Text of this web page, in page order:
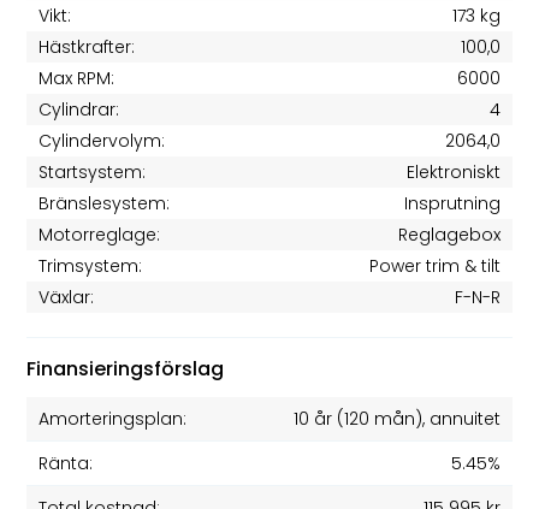
Vikt:
173 kg
Hästkrafter:
100,0
Max RPM:
6000
Cylindrar:
4
Cylindervolym:
2064,0
Startsystem:
Elektroniskt
Bränslesystem:
Insprutning
Motorreglage:
Reglagebox
Trimsystem:
Power trim & tilt
Växlar:
F-N-R
Finansieringsförslag
Amorteringsplan: 10 år(120 mån), annuitet
Ränta:
5.45%